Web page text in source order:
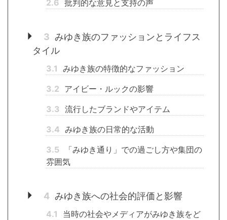
2.6 批判的な意見と支持の声
3 みゆき族のファッションとライフス
タイル
3.1 みゆき族の特徴的なファッション
3.2 アイビー・ルックの影響
3.3 流行したブランドやアイテム
3.4 みゆき族の日常的な活動
3.5
「みゆき通り」での過ごし方や集団の
雰囲気
4 みゆき族への社会的評価と影響
4.1
当時の社会やメディアがみゆき族をど